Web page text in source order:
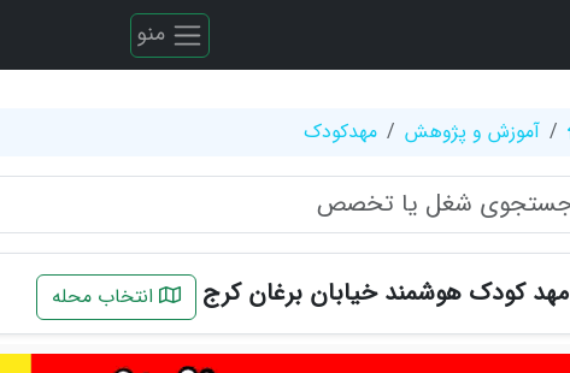
منو
آموزش و پژوهش مهدکودک
مهد کودک هوشمند خیابان برغان کرج انتخاب محله